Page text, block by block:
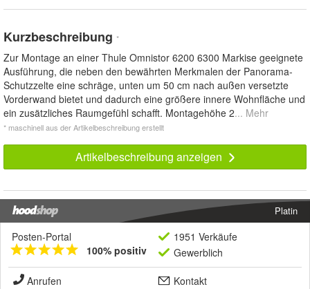
Kurzbeschreibung *
Zur Montage an einer Thule Omnistor 6200 6300 Markise geeignete
Ausführung, die neben den bewährten Merkmalen der Panorama-
Schutzzelte eine schräge, unten um 50 cm nach außen versetzte
Vorderwand bietet und dadurch eine größere innere Wohnfläche und
ein zusätzliches Raumgefühl schafft. Montagehöhe 2... Mehr
* maschinell aus der Artikelbeschreibung erstellt
Artikelbeschreibung anzeigen
Platin
Posten-Portal
100% positiv
1951 Verkäufe
Gewerblich
Anrufen
Kontakt